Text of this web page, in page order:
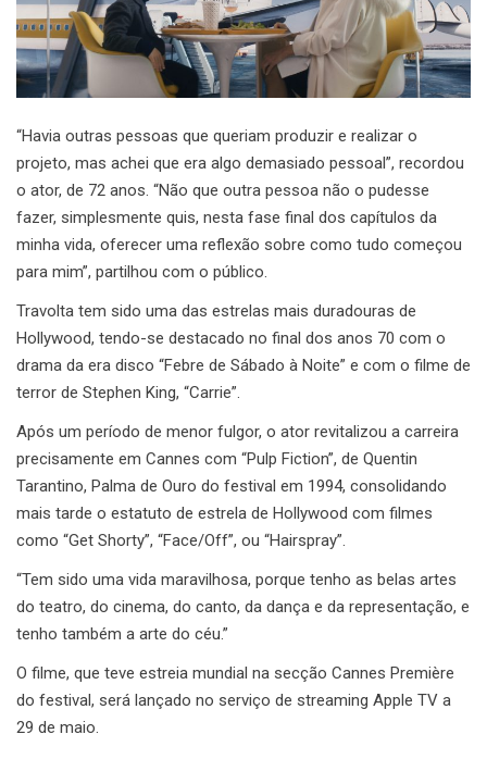
“Havia outras pessoas que queriam produzir e realizar o
projeto, mas achei que era algo demasiado pessoal”, recordou
o ator, de 72 anos. “Não que outra pessoa não o pudesse
fazer, simplesmente quis, nesta fase final dos capítulos da
minha vida, oferecer uma reflexão sobre como tudo começou
para mim”, partilhou com o público.
Travolta tem sido uma das estrelas mais duradouras de
Hollywood, tendo-se destacado no final dos anos 70 com o
drama da era disco “Febre de Sábado à Noite” e com o filme de
terror de Stephen King, “Carrie”.
Após um período de menor fulgor, o ator revitalizou a carreira
precisamente em Cannes com “Pulp Fiction”, de Quentin
Tarantino, Palma de Ouro do festival em 1994, consolidando
mais tarde o estatuto de estrela de Hollywood com filmes
como “Get Shorty”, “Face/Off”, ou “Hairspray”.
“Tem sido uma vida maravilhosa, porque tenho as belas artes
do teatro, do cinema, do canto, da dança e da representação, e
tenho também a arte do céu.”
O filme, que teve estreia mundial na secção Cannes Première
do festival, será lançado no serviço de streaming Apple TV a
29 de maio.